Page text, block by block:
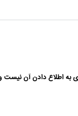
اطلاع دادن آن